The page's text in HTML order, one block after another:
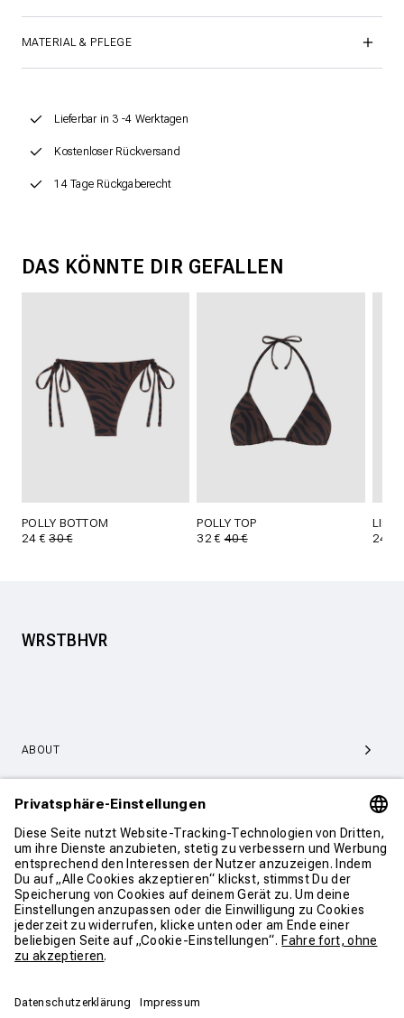
MATERIAL & PFLEGE
Lieferbar in 3 -4 Werktagen
Kostenloser Rückversand
14 Tage Rückgaberecht
DAS KÖNNTE DIR GEFALLEN
POLLY BOTTOM
24 €30 €
POLLY TOP
32 €40 €
LILLI
24 €
WRSTBHVR
ABOUT
SERVICE & SUPPORT
KONTAKT